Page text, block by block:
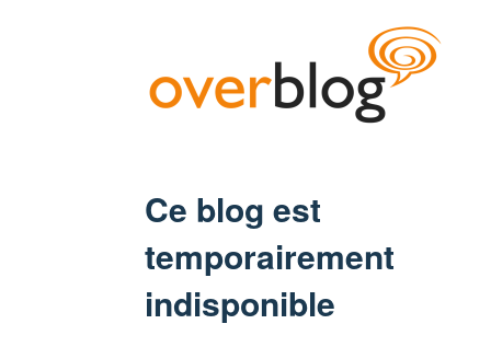
Ce blog est
temporairement
indisponible